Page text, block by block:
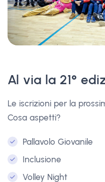
Al via la 21°
Le iscrizioni per la
Cosa aspetti?
Pallavolo Giovanile
Inclusione
Volley Night